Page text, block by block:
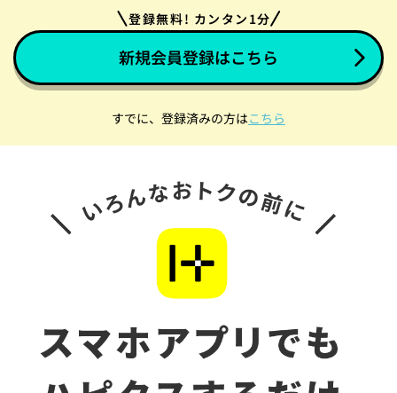
登録無料! カンタン1分
新規会員登録はこちら
すでに、登録済みの方はこちら